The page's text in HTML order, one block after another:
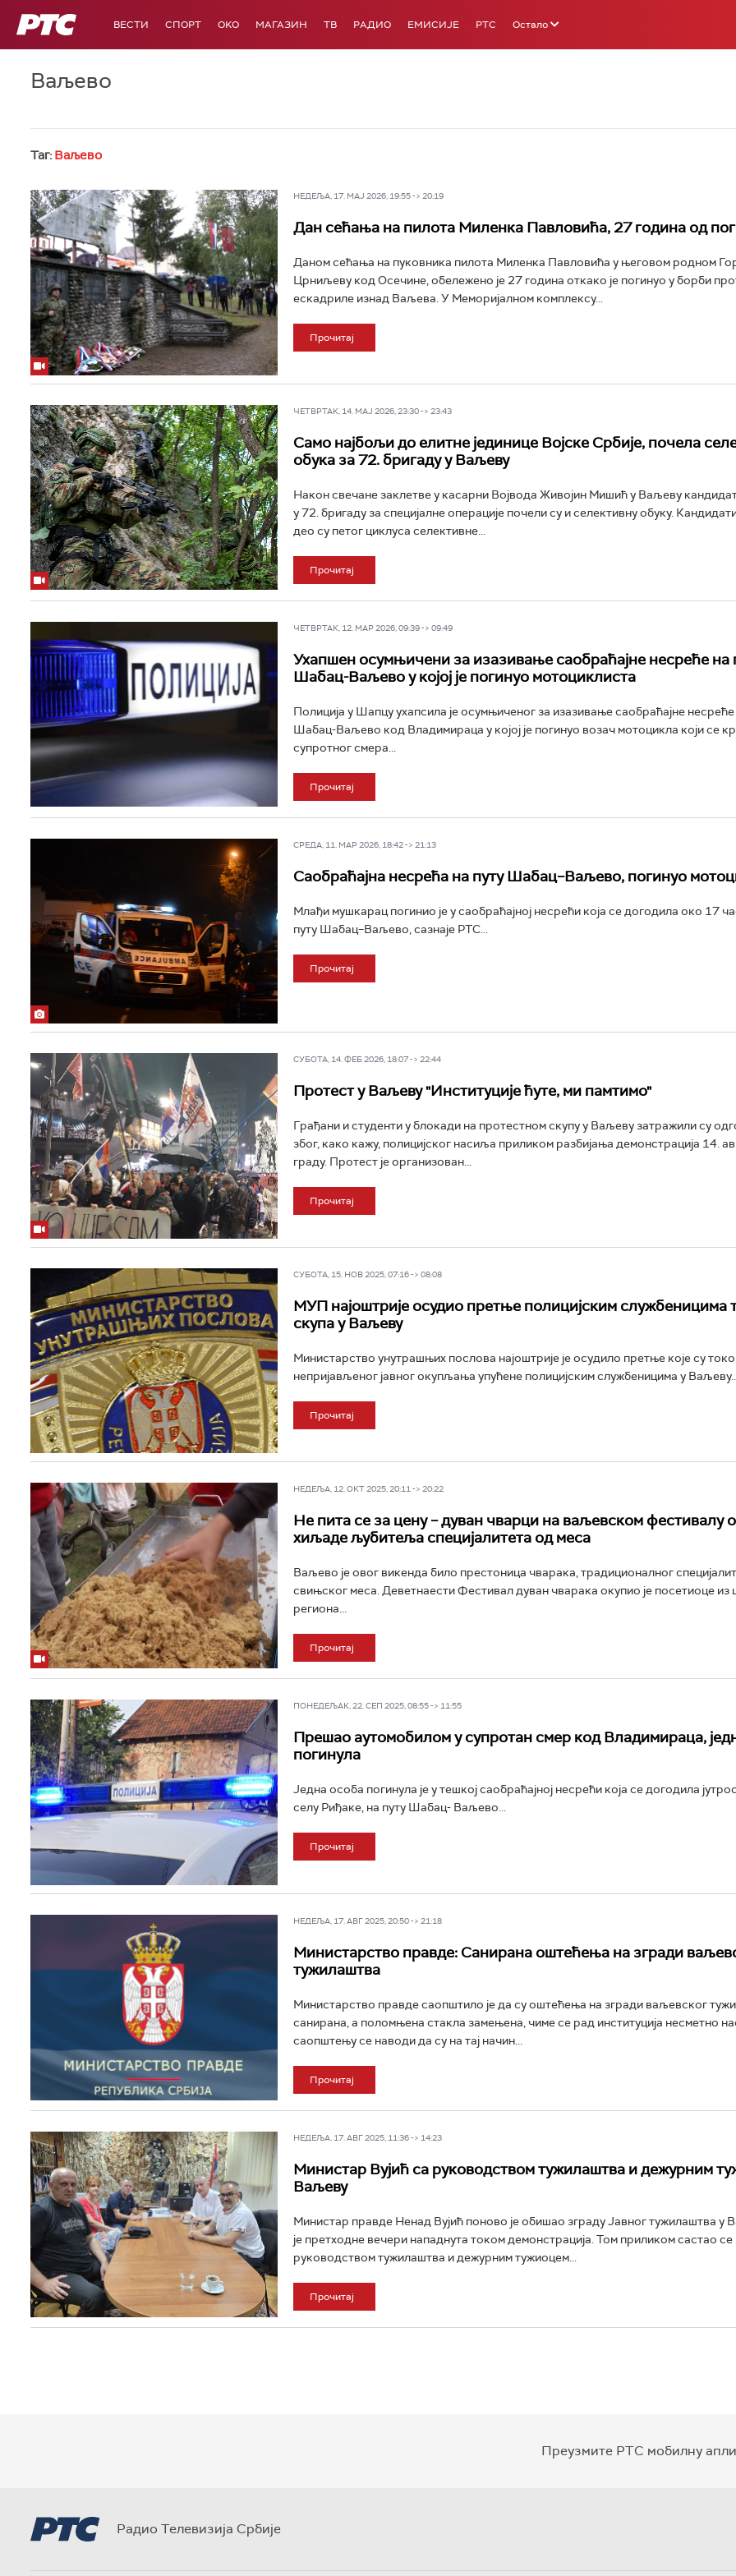
РТС ВЕСТИ СПОРТ OKO МАГАЗИН ТВ РАДИО ЕМИСИЈЕ РТС Остало
Ваљево
Таг: Ваљево
НЕДЕЉА, 17. МАЈ 2026, 19:55 -> 20:19
Дан сећања на пилота Миленка Павловића, 27 година од
Даном сећања на пуковника пилота Миленка Павловића у његовом родном
Црниљеву код Осечине, обележено је 27 година откако је погинуо у борби
ескадриле изнад Ваљева. У Меморијалном комплексу...
Прочитај
ЧЕТВРТАК, 14. МАЈ 2026, 23:30 -> 23:43
Само најбољи до елитне јединице Војске Србије, почела
обука за 72. бригаду у Ваљеву
Након свечане заклетве у касарни Војвода Живојин Мишић у Ваљеву
у 72. бригаду за специјалне операције почели су и селективну обуку.
део су петог циклуса селективне...
Прочитај
ЧЕТВРТАК, 12. МАР 2026, 09:39 -> 09:49
Ухапшен осумњичени за изазивање саобраћајне несреће на
Шабац-Ваљево у којој је погинуо мотоциклиста
Полиција у Шапцу ухапсила је осумњиченог за изазивање саобраћајне несреће
Шабац-Ваљево код Владимираца у којој је погинуо возач мотоцикла који се
супротног смера...
Прочитај
СРЕДА, 11. МАР 2026, 18:42 -> 21:13
Саобраћајна несрећа на путу Шабац–Ваљево, погинуо
Млађи мушкарац погинио је у саобраћајној несрећи која се догодила око 17
путу Шабац–Ваљево, сазнаје РТС...
Прочитај
СУБОТА, 14. ФЕБ 2026, 18:07 -> 22:44
Протест у Ваљеву "Институције ћуте, ми памтимо"
Грађани и студенти у блокади на протестном скупу у Ваљеву затражили су
због, како кажу, полицијског насиља приликом разбијања демонстрација 14.
граду. Протест је организован...
Прочитај
СУБОТА, 15. НОВ 2025, 07:16 -> 08:08
МУП најоштрије осудио претње полицијским службеницима
скупа у Ваљеву
Министарство унутрашњих послова најоштрије је осудило претње које су
непријављеног јавног окупљања упућене полицијским службеницима у
Прочитај
НЕДЕЉА, 12. ОКТ 2025, 20:11 -> 20:22
Не пита се за цену – дуван чварци на ваљевском фестивалу
хиљаде љубитеља специјалитета од меса
Ваљево је овог викенда било престоница чварака, традиционалног
свињског меса. Деветнаести Фестивал дуван чварака окупио је посетиоце из
региона...
Прочитај
ПОНЕДЕЉАК, 22. СЕП 2025, 08:55 -> 11:55
Прешао аутомобилом у супротан смер код Владимираца,
погинула
Једна особа погинула је у тешкој саобраћајној несрећи која се догодила
селу Риђаке, на путу Шабац- Ваљево...
Прочитај
НЕДЕЉА, 17. АВГ 2025, 20:50 -> 21:18
Министарство правде: Санирана оштећења на згради
тужилаштва
Министарство правде саопштило је да су оштећења на згради ваљевског
санирана, а поломњена стакла замењена, чиме се рад институција несметно
саопштењу се наводи да су на тај начин...
Прочитај
НЕДЕЉА, 17. АВГ 2025, 11:36 -> 14:23
Министар Вујић са руководством тужилаштва и дежурним
Ваљеву
Министар правде Ненад Вујић поново је обишао зграду Јавног тужилаштва у
је претходне вечери нападнута током демонстрација. Том приликом састао се
руководством тужилаштва и дежурним тужиоцем...
Прочитај
Преузмите РТС мобилну
Радио Телевизија Србије